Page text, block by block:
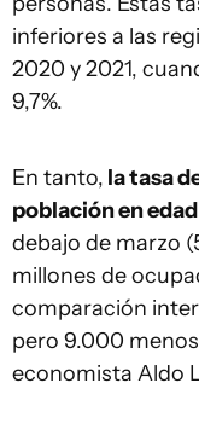
inferiores a las
2020 y 2021,
9,7%.
En tanto, la tasa
población en
debajo de marzo
millones de
comparación
pero 9.000
economista Aldo